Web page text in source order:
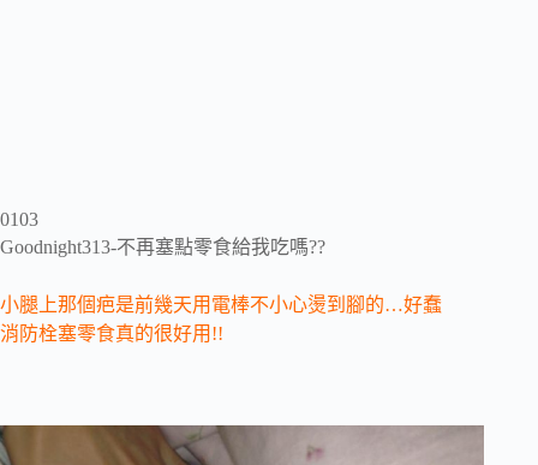
0103
Goodnight313-不再塞點零食給我吃嗎??
小腿上那個疤是前幾天用電棒不小心燙到腳的…好蠢
消防栓塞零食真的很好用!!